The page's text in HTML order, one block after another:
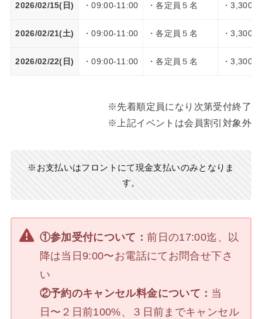
2026/02/15(日) ・09:00-11:00 ・各定員５名 ・3,300
2026/02/21(土) ・09:00-11:00 ・各定員５名 ・3,300
2026/02/22(日) ・09:00-11:00 ・各定員５名 ・3,300
※先着順定員になり次第受付終了
※上記イベントは会員割引対象外
※お支払いはフロントにて現金支払いのみとなりま
す。
①参加受付について：前日の17:00迄、以
降は当日9:00〜お電話にてお問合せ下さ
い
②予約のキャンセル料金について： 当
日〜２日前100%、３日前までキャンセル